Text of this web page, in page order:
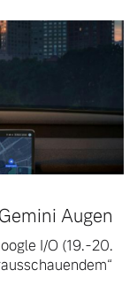
Augen
I/O (19.-20.